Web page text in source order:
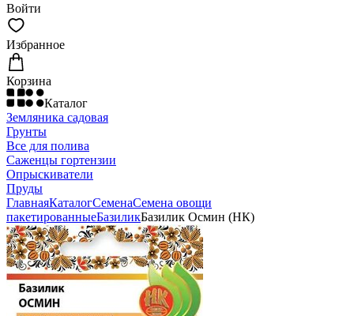
Войти
Избранное
Корзина
Каталог
Земляника садовая
Грунты
Все для полива
Саженцы гортензии
Опрыскиватели
Пруды
ГлавнаяКаталогСеменаСемена овощи
пакетированныеБазиликБазилик Осмин (НК)